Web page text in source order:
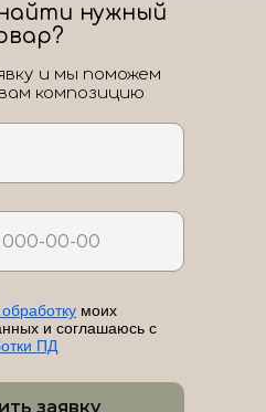
на карте Новороссийска — Яндекс Карты
моих
и соглашаюсь с
ПД
заявку
нужный
и мы поможем
композицию